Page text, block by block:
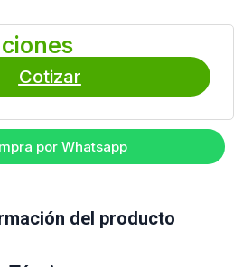
Cotizar
por Whatsapp
del producto